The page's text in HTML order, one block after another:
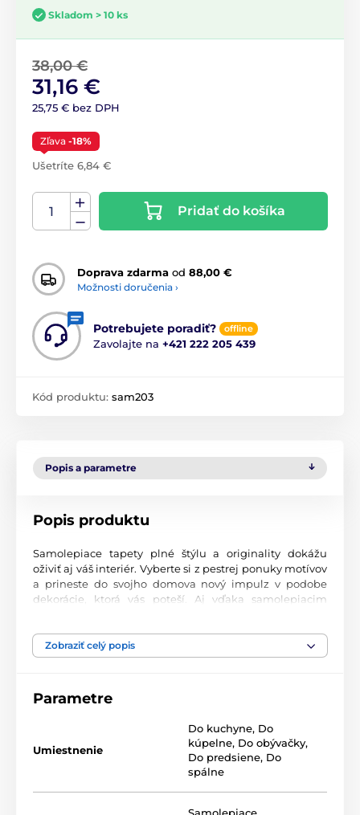
Skladom > 10 ks
38,00 €
31,16 €
25,75 € bez DPH
Zľava -18%
Ušetríte 6,84 €
Pridať do košíka
Doprava zdarma od 88,00 €
Možnosti doručenia ›
Potrebujete poradiť? offline
Zavolajte na +421 222 205 439
Kód produktu: sam203
Popis a parametre
Popis produktu
Samolepiace tapety plné štýlu a originality dokážu
oživiť aj váš interiér. Vyberte si z pestrej ponuky motívov
a prineste do svojho domova nový impulz v podobe
dekorácie, ktorá vás poteší. Aj vďaka samolepiacim
Perfektné spracovanie tlače
materiáli s jemným povrchom a matným vzhľadom.
hrúbkou 90 µm. Tapety neobsahujú PVC a sú opatrené
silno priľnavým akrylovým lepidlom, ktoré zabezpečí
pevné uchytenie na stenu. Vďaka atramentovej tlači sú
vysoko odolné a farby zostávajú žiarivé.
Zobraziť celý popis
Parametre
Umiestnenie
Do kuchyne, Do
kúpelne, Do obývačky,
Do predsiene, Do
spálne